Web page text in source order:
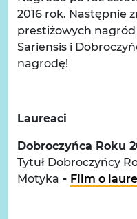
2016 rok. Następnie
prestiżowych
Sariensis i
nagrodę!
Laureaci
Dobroczyńca Roku
Tytuł Dobroczyńcy
Motyka - Film o